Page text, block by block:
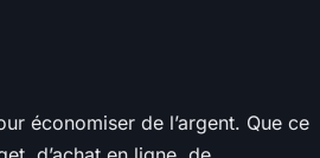
économiser de l’argent. Que ce